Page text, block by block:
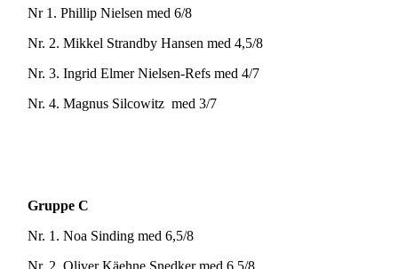
Nr 1. Phillip Nielsen med 6/8
Nr. 2. Mikkel Strandby Hansen med 4,5/8
Nr. 3. Ingrid Elmer Nielsen-Refs med 4/7
Nr. 4. Magnus Silcowitz med 3/7
Gruppe C
Nr. 1. Noa Sinding med 6,5/8
Nr. 2. Oliver Käehne Snedker med 6,5/8